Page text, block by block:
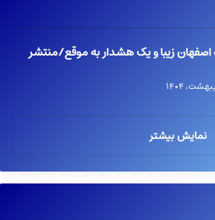
اصفهان زیبا و یک هشدار به موقع/منتشر
نمایش بیشتر